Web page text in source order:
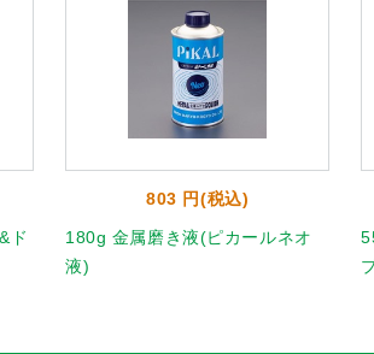
ド
803 円(税込)
180g 金属磨き液(ピカールネオ
液)